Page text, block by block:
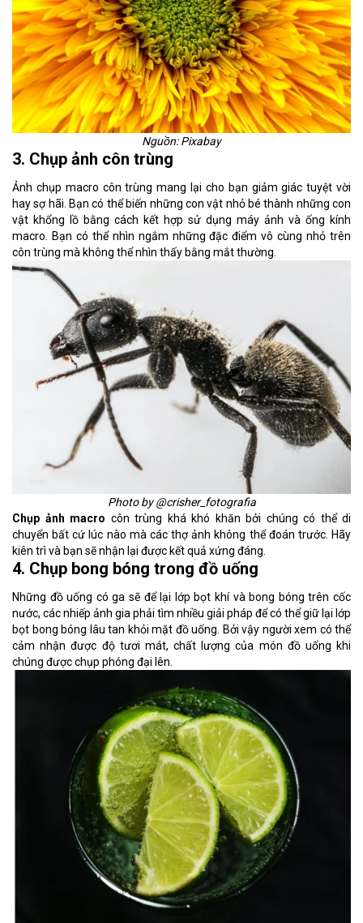
Nguồn: Pixabay
3. Chụp ảnh côn trùng
Ảnh chụp macro côn trùng mang lại cho bạn giảm giác tuyệt vời
hay sợ hãi. Bạn có thể biến những con vật nhỏ bé thành những con
vật khổng lồ bằng cách kết hợp sử dụng máy ảnh và ống kính
macro. Bạn có thể nhìn ngắm những đặc điểm vô cùng nhỏ trên
côn trùng mà không thể nhìn thấy bằng mắt thường.
Photo by @crisher_fotografia
Chụp ảnh macro côn trùng khá khó khăn bởi chúng có thể di
chuyển bất cứ lúc nào mà các thợ ảnh không thể đoán trước. Hãy
kiên trì và bạn sẽ nhận lại được kết quả xứng đáng.
4. Chụp bong bóng trong đồ uống
Những đồ uống có ga sẽ để lại lớp bọt khí và bong bóng trên cốc
nước, các nhiếp ảnh gia phải tìm nhiều giải pháp để có thể giữ lại lớp
bọt bong bóng lâu tan khỏi mặt đồ uống. Bởi vậy người xem có thể
cảm nhận được độ tươi mát, chất lượng của món đồ uống khi
chúng được chụp phóng đại lên.